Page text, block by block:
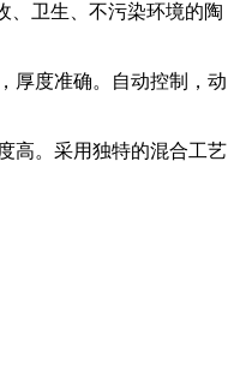
卫生、不污染环境的陶
厚度准确。自动控制，动
高。采用独特的混合工艺